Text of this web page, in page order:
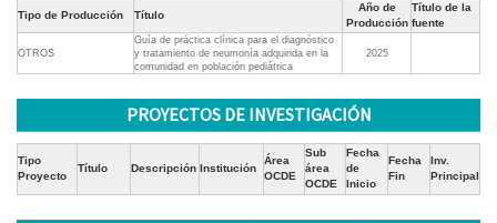
Tipo de Producción Título
Año de
Producción
Título de la
fuente
OTROS
Guía de práctica clínica para el diagnóstico
y tratamiento de neumonía adquirida en la
comunidad en población pediátrica
2025
PROYECTOS DE INVESTIGACIÓN
Tipo
Proyecto
Título Descripción Institución
Área
OCDE
Sub
área
OCDE
Fecha
de
Inicio
Fecha
Fin
Inv.
Principal